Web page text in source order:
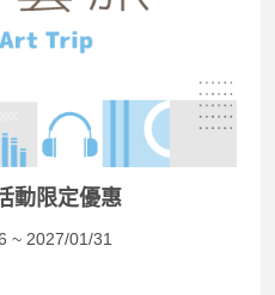
動限定優惠
~ 2027/01/31